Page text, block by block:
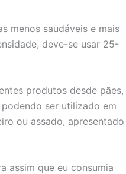
menos saudáveis e mais
deve-se usar 25-
produtos desde pães,
ser utilizado em
ou assado, apresentado
assim que eu consumia